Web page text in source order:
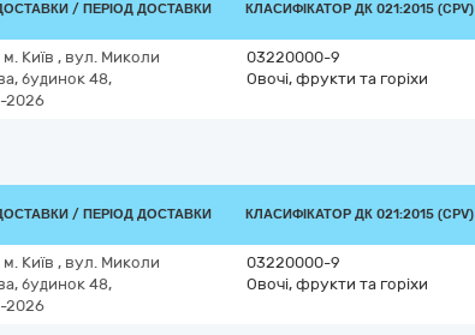
/ ПЕРІОД ДОСТАВКИ КЛАСИФІКАТОР ДК 021:2015 (CPV)
м. Київ , вул. Миколи
будинок 48,
2026
03220000-9
Овочі, фрукти та горіхи
/ ПЕРІОД ДОСТАВКИ КЛАСИФІКАТОР ДК 021:2015 (CPV)
м. Київ , вул. Миколи
будинок 48,
2026
03220000-9
Овочі, фрукти та горіхи